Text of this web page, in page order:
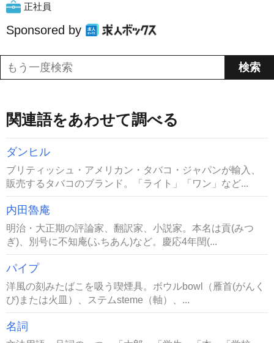
正社員
Sponsored by
関連語をあわせて調べる
ダンヒル
ブリティッシュ・アメリカン・タバコ・ジャパンが輸入、
販売するタバコのブランド。「ライト」「ワン」など...
内田魯庵
明治・大正期の評論家、翻訳家、小説家。本名は貢(みつ
ぎ)、別号に不知庵(ふちあん)など。慶応4年閏(...
パイプ
洋風の刻みたばこを吸う喫煙具。ボウルbowl（雁首(がんく
び)または火皿）、ステムsteme（軸）、...
名詞